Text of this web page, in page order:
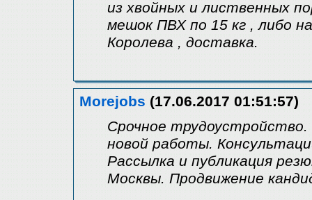
из хвойных и лиственных
мешок ПВХ по 15 кг , либо
Королева , доставка.
Morejobs (17.06.2017 01:51:57)
Срочное
новой работы.
Рассылка и публикация
Москвы. Продвижение